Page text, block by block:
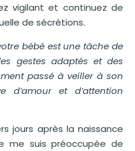
vigilant et continuez de
de sécrétions.
bébé est une tâche de
gestes adaptés et des
passé à veiller à son
d’amour et d’attention
jours après la naissance
me suis préoccupée de